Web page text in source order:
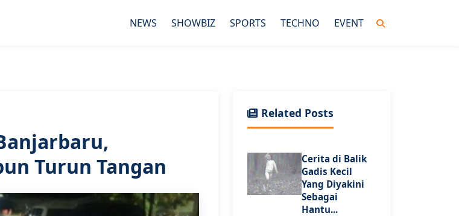
NEWS SHOWBIZ SPORTS TECHNO EVENT
Turun Tangan
Related Posts
Cerita di Balik
Gadis Kecil
Yang Diyakini
Sebagai
Hantu...